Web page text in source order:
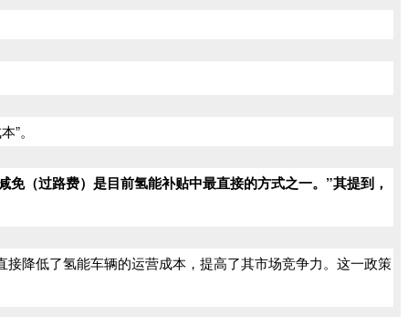
”。
（过路费）是目前氢能补贴中最直接的方式之一。”其提到，
降低了氢能车辆的运营成本，提高了其市场竞争力。这一政策